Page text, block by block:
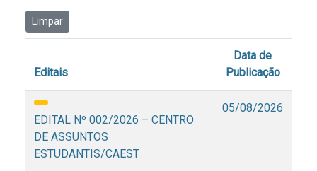
Limpar
Editais
Data de
Publicação
EDITAL Nº 002/2026 – CENTRO
DE ASSUNTOS
ESTUDANTIS/CAEST
05/08/2026